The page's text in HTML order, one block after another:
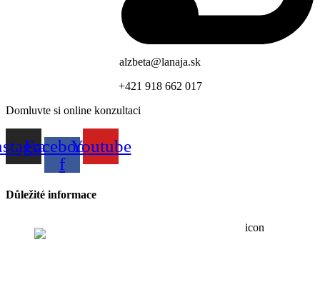
alzbeta@lanaja.sk
+421 918 662 017
Domluvte si online konzultaci
Facebook-
f
Youtube
Důležité informace